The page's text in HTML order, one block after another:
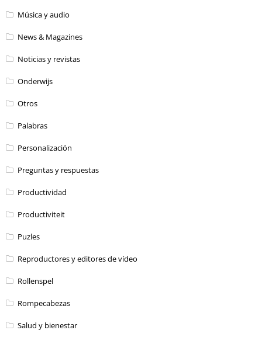
Música y audio
News & Magazines
Noticias y revistas
Onderwijs
Otros
Palabras
Personalización
Preguntas y respuestas
Productividad
Productiviteit
Puzles
Reproductores y editores de vídeo
Rollenspel
Rompecabezas
Salud y bienestar